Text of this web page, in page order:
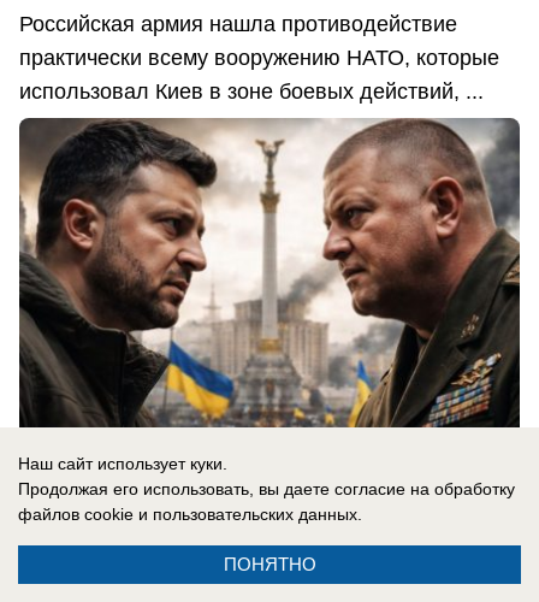
Российская армия нашла противодействие
практически всему вооружению НАТО, которые
использовал Киев в зоне боевых действий, ...
06.08.2026
В России
Наш сайт использует куки.
Продолжая его использовать, вы даете согласие на обработку
файлов cookie и пользовательских данных.
ПОНЯТНО